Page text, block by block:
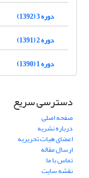
دوره 3 (1392)
دوره 2 (1391)
دوره 1 (1390)
دسترسی سریع
صفحه اصلی
درباره نشریه
اعضای هیات تحریریه
ارسال مقاله
تماس با ما
نقشه سایت